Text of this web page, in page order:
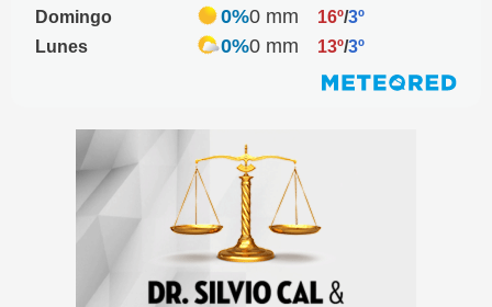
Domingo
0%0 mm 16º/3º
Lunes
0%0 mm 13º/3º